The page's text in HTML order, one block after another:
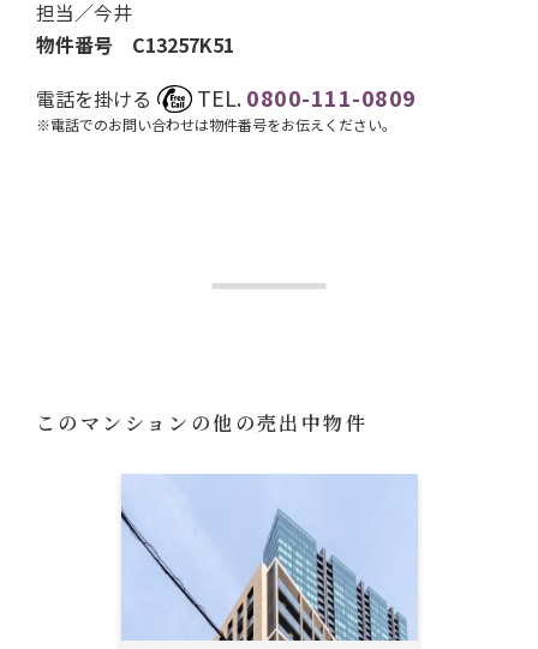
担当／今井
物件番号 C13257K51
電話を掛ける
TEL.0800-111-0809
※電話でのお問い合わせは物件番号をお伝えください。
このマンションの他の売出中物件